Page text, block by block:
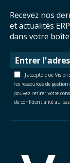
Recevez nos
et actualités
dans votre
J'accepte que
les ressources de
pouvez retirer votre
de confidentialité au bas